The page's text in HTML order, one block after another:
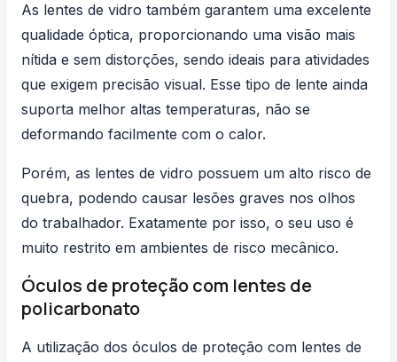
As lentes de vidro também garantem uma excelente
qualidade óptica, proporcionando uma visão mais
nítida e sem distorções, sendo ideais para atividades
que exigem precisão visual. Esse tipo de lente ainda
suporta melhor altas temperaturas, não se
deformando facilmente com o calor.
Porém, as lentes de vidro possuem um alto risco de
quebra, podendo causar lesões graves nos olhos
do trabalhador. Exatamente por isso, o seu uso é
muito restrito em ambientes de risco mecânico.
Óculos de proteção com lentes de
policarbonato
A utilização dos óculos de proteção com lentes de